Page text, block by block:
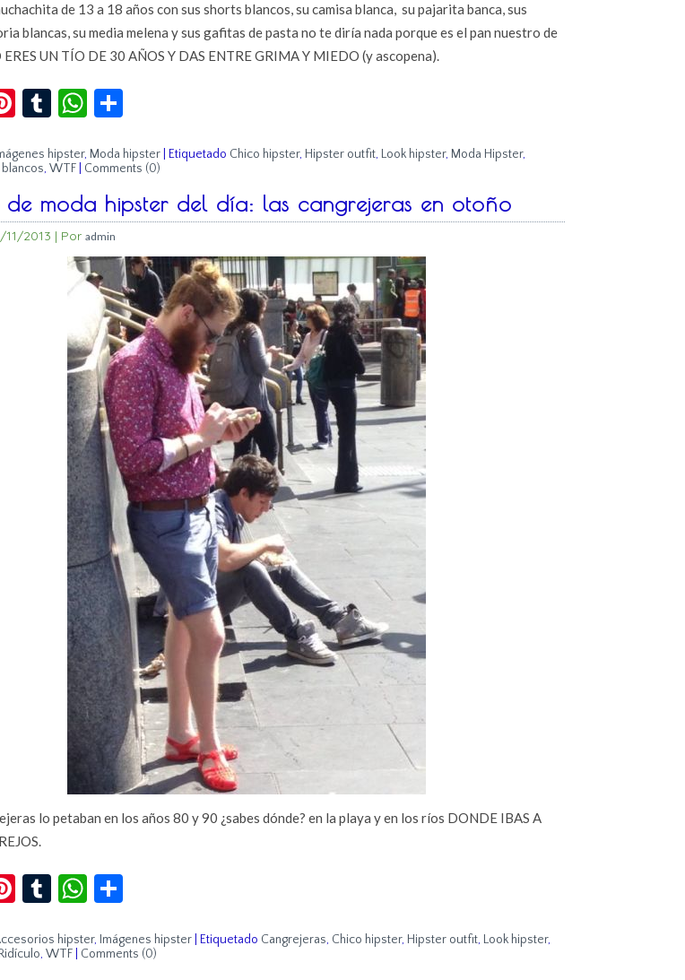
de 13 a 18 años con sus shorts blancos, su camisa blanca, su pajarita banca, sus
blancas, su media melena y sus gafitas de pasta no te diría nada porque es el pan nuestro de
ERES UN TÍO DE 30 AÑOS Y DAS ENTRE GRIMA Y MIEDO (y ascopena).
Pinterest
TumblrWhatsApp
Compartir
hipster, Moda hipster| Etiquetado Chico hipster, Hipster outfit, Look hipster, Moda Hipster,
, WTF| Comments (0)
de moda hipster del día: las cangrejeras en otoño
11/2013 | Por admin
lo petaban en los años 80 y 90 ¿sabes dónde? en la playa y en los ríos DONDE IBAS A
Pinterest
TumblrWhatsApp
Compartir
hipster, Imágenes hipster| Etiquetado Cangrejeras, Chico hipster, Hipster outfit, Look hipster,
Ridículo, WTF| Comments (0)